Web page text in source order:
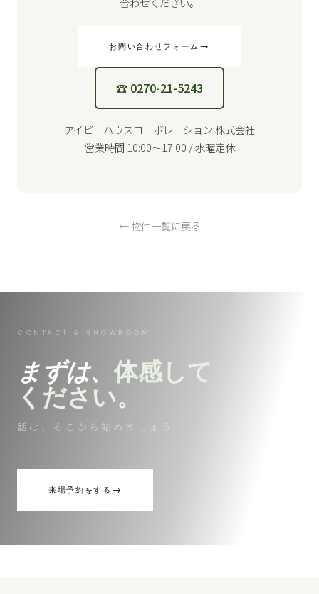
お問い合わせフォーム →
☎ 0270-21-5243
アイビーハウスコーポレーション 株式会社
営業時間 10:00〜17:00 / 水曜定休
← 物件一覧に戻る
CONTACT & SHOWROOM
まずは、 体感して
ください。
話は、そこから始めましょう
来場予約をする →